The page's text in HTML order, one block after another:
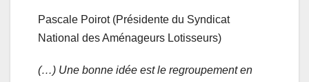
Pascale Poirot (Présidente du Syndicat
National des Aménageurs Lotisseurs)
(…) Une bonne idée est le regroupement en